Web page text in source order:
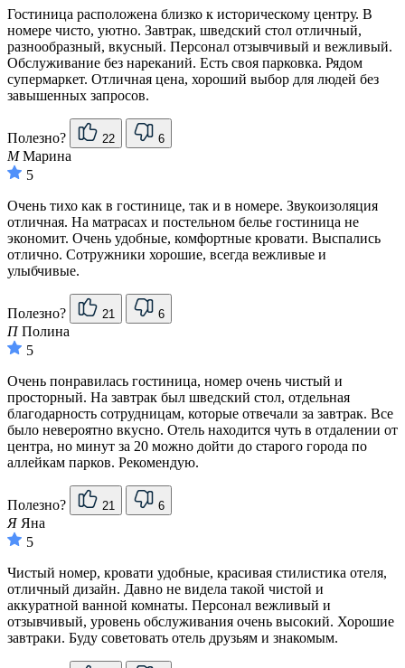
Гостиница расположена близко к историческому центру. В
номере чисто, уютно. Завтрак, шведский стол отличный,
разнообразный, вкусный. Персонал отзывчивый и вежливый.
Обслуживание без нареканий. Есть своя парковка. Рядом
супермаркет. Отличная цена, хороший выбор для людей без
завышенных запросов.
Полезно? 22 6
ММарина
5
Очень тихо как в гостинице, так и в номере. Звукоизоляция
отличная. На матрасах и постельном белье гостиница не
экономит. Очень удобные, комфортные кровати. Выспались
отлично. Сотружники хорошие, всегда вежливые и
улыбчивые.
Полезно? 21 6
ППолина
5
Очень понравилась гостиница, номер очень чистый и
просторный. На завтрак был шведский стол, отдельная
благодарность сотрудницам, которые отвечали за завтрак. Все
было невероятно вкусно. Отель находится чуть в отдалении от
центра, но минут за 20 можно дойти до старого города по
аллейкам парков. Рекомендую.
Полезно? 21 6
Я Яна
5
Чистый номер, кровати удобные, красивая стилистика отеля,
отличный дизайн. Давно не видела такой чистой и
аккуратной ванной комнаты. Персонал вежливый и
отзывчивый, уровень обслуживания очень высокий. Хорошие
завтраки. Буду советовать отель друзьям и знакомым.